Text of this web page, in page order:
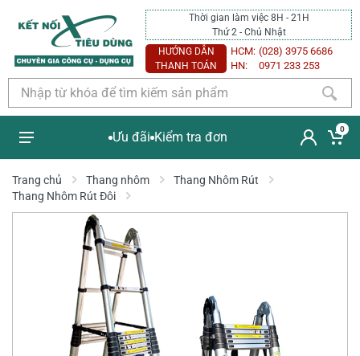
Thời gian làm việc 8H - 21H
Thứ 2 - Chủ Nhật
HƯỚNG DẪN
THANH TOÁN
HCM: (028) 3975 6686
HN:
0971 233 253
Ưu đãi Kiểm tra đơn
0
Trang chủ Thang nhôm
Thang Nhôm Rút
Thang Nhôm Rút Đôi